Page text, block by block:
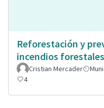
Reforestación y
incendios
Cristian Mercader
4